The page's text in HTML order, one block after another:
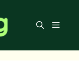
Menu